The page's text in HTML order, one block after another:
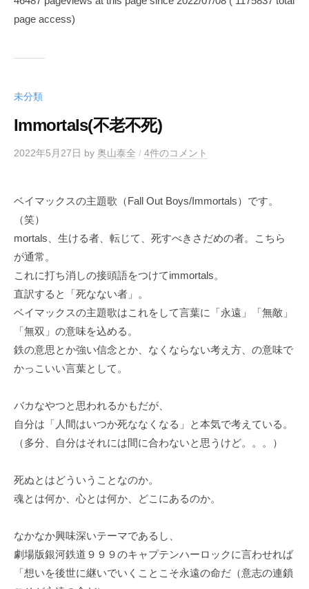
page access)
未分類
Immortals(不老不死)
2022年5月27日 by 奥山泰全 / 4件のコメント
ベイマックスの主題歌（Fall Out Boys/Immortals）です。
（笑）
mortals、生ける者、転じて、死すべきさだめの者。こちら
が通常。
これに打ち消しの接頭語をつけてimmortals。
直訳すると「死なない者」。
ベイマックスの主題歌はこれをして言葉に「永遠」「無敵」
「無双」の意味を込める。
鉄の意思とか強い信念とか、なくならない考え方、の意味で
かっこいい言葉として。
バカなやつと思われるかもだが、
自分は「人間はいつか死ななくなる」と本気で考えている。
（多分、自分はそれには間に合わないと思うけど。。。）
死ぬとはどういうことなのか。
魂とは何か、心とは何か、どこにあるのか。
なかなか興味深いテーマであるし、
劇場版銀河鉄道９９９のキャプテンハーロックに言わせれば
「想いを後世に継いでいくことこそ永遠の命だ（意志の連鎖